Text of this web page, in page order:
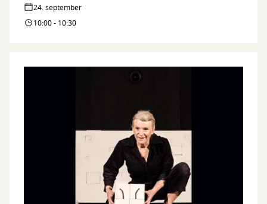
24. september
10:00 - 10:30